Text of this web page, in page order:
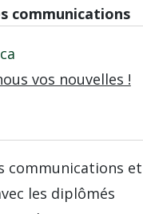
communications
vos nouvelles !
communications
les diplômés